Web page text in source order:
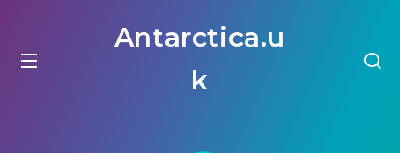
Antarctica.u
k